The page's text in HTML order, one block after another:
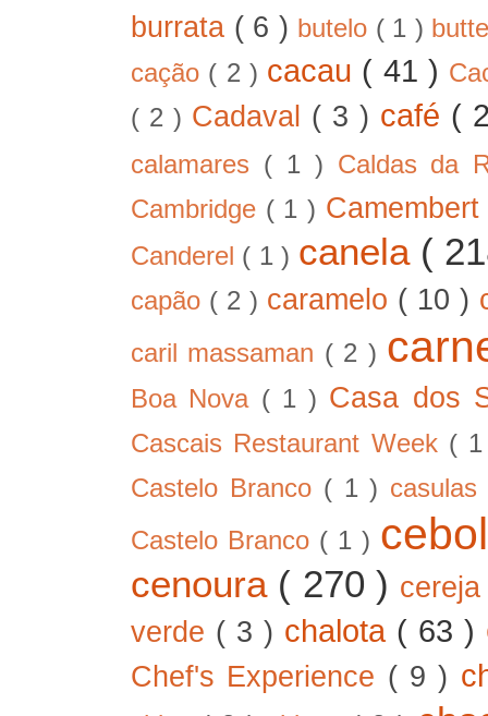
burrata ( 6 ) butelo ( 1 )
cação ( 2 ) cacau ( 41 )
( 2 ) Cadaval ( 3 ) café (
calamares ( 1 ) Caldas da
Cambridge ( 1 )
Canderel ( 1 ) canela (
capão ( 2 ) caramelo ( 10 )
caril massaman ( 2 )
Boa Nova ( 1 ) Casa dos
Cascais Restaurant Week (
Castelo Branco ( 1 )
Castelo Branco ( 1 )
cenoura ( 270 )
verde ( 3 ) chalota ( 63 )
Chef's Experience ( 9 )